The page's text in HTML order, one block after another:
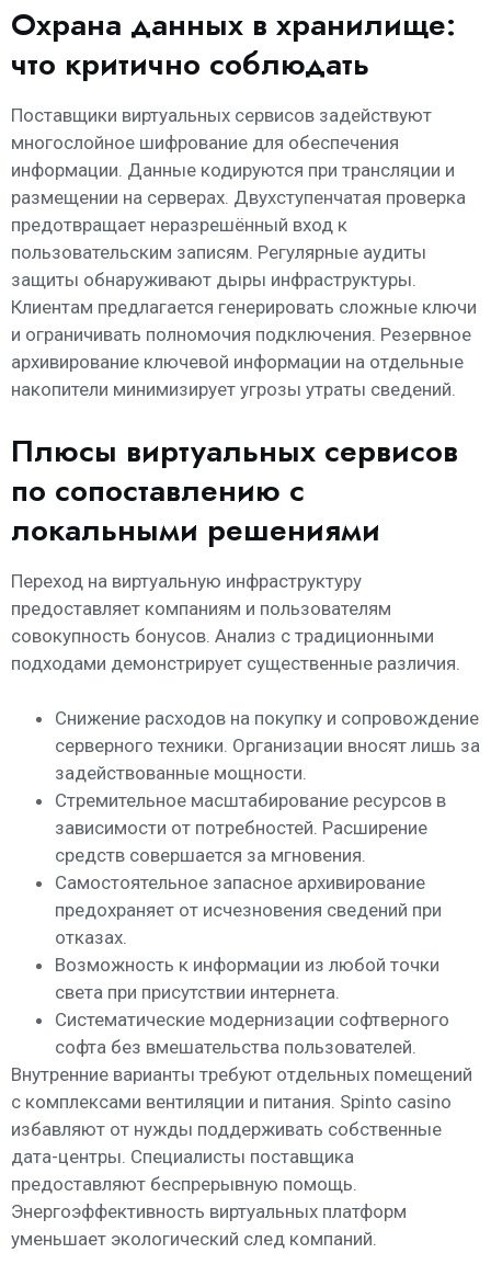
Охрана данных в хранилище:
что критично соблюдать
Поставщики виртуальных сервисов задействуют
многослойное шифрование для обеспечения
информации. Данные кодируются при трансляции и
размещении на серверах. Двухступенчатая проверка
предотвращает неразрешённый вход к
пользовательским записям. Регулярные аудиты
защиты обнаруживают дыры инфраструктуры.
Клиентам предлагается генерировать сложные ключи
и ограничивать полномочия подключения. Резервное
архивирование ключевой информации на отдельные
накопители минимизирует угрозы утраты сведений.
Плюсы виртуальных сервисов
по сопоставлению с
локальными решениями
Переход на виртуальную инфраструктуру
предоставляет компаниям и пользователям
совокупность бонусов. Анализ с традиционными
подходами демонстрирует существенные различия.
Снижение расходов на покупку и сопровождение
серверного техники. Организации вносят лишь за
задействованные мощности.
Стремительное масштабирование ресурсов в
зависимости от потребностей. Расширение
средств совершается за мгновения.
Самостоятельное запасное архивирование
предохраняет от исчезновения сведений при
отказах.
Возможность к информации из любой точки
света при присутствии интернета.
Систематические модернизации софтверного
софта без вмешательства пользователей.
Внутренние варианты требуют отдельных помещений
с комплексами вентиляции и питания. Spinto casino
избавляют от нужды поддерживать собственные
дата-центры. Специалисты поставщика
предоставляют беспрерывную помощь.
Энергоэффективность виртуальных платформ
уменьшает экологический след компаний.